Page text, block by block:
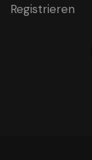
Registrieren